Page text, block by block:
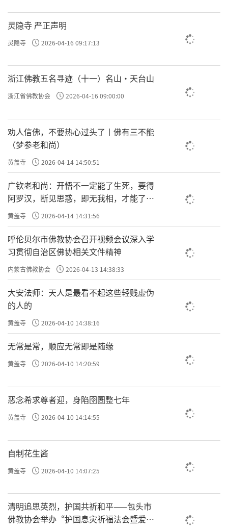
灵隐寺 严正声明
灵隐寺 2026-04-16 09:17:13
浙江佛教五名寻迹（十一）名山·天台山
浙江省佛教协会 2026-04-16 09:00:00
劝人信佛，不要热心过头了丨佛有三不能
（梦参老和尚）
黄盖寺 2026-04-14 14:50:51
广钦老和尚：开悟不一定能了生死，要得
阿罗汉，断见思惑，即无我相，才能了生
死
黄盖寺 2026-04-14 14:31:56
呼伦贝尔市佛教协会召开视频会议深入学
习贯彻自治区佛协相关文件精神
内蒙古佛教协会 2026-04-13 14:38:33
大安法师：天人是最看不起这些轻贱虚伪
的人的
黄盖寺 2026-04-10 14:38:16
无常是常，顺应无常即是随缘
黄盖寺 2026-04-10 14:20:59
恶念希求尊者迎，身陷囹圄整七年
黄盖寺 2026-04-10 14:14:55
自制花生酱
黄盖寺 2026-04-10 14:07:25
清明追思英烈，护国共祈和平——包头市
佛教协会举办“护国息灾祈福法会暨爱国